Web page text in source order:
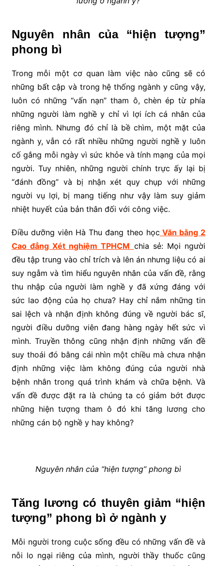
Nguyên nhân của “hiện tượng”
phong bì
Trong mỗi một cơ quan làm việc nào cũng sẽ có
những bất cập và trong hệ thống ngành y cũng vậy,
luôn có những “vấn nạn” tham ô, chèn ép từ phía
những người làm nghề y chỉ vì lợi ích cá nhân của
riêng mình. Nhưng đó chỉ là bề chìm, một mặt của
ngành y, vẫn có rất nhiều những người nghề y luôn
cố gắng mỗi ngày vì sức khỏe và tính mạng của mọi
người. Tuy nhiên, những người chính trực ấy lại bị
“đánh đồng” và bị nhận xét quy chụp với những
người vụ lợi, bị mang tiếng như vậy làm suy giảm
nhiệt huyết của bản thân đối với công việc.
Điều dưỡng viên Hà Thu đang theo học Văn bằng 2
Cao đẳng Xét nghiệm TPHCM chia sẻ: Mọi người
đều tập trung vào chỉ trích và lên án nhưng liệu có ai
suy ngẫm và tìm hiểu nguyên nhân của vấn đề, rằng
thu nhập của người làm nghề y đã xứng đáng với
sức lao động của họ chưa? Hay chỉ nắm những tin
sai lệch và nhận định không đúng về người bác sĩ,
người điều dưỡng viên đang hàng ngày hết sức vì
mình. Truyền thông cũng nhận định những vấn đề
suy thoái đó bằng cái nhìn một chiều mà chưa nhận
định những việc làm không đúng của người nhà
bệnh nhân trong quá trình khám và chữa bệnh. Và
vấn đề được đặt ra là chúng ta có giảm bớt được
những hiện tượng tham ô đó khi tăng lương cho
những cán bộ nghề y hay không?
Nguyên nhân của “hiện tượng” phong bì
Tăng lương có thuyên giảm “hiện
tượng” phong bì ở ngành y
Mỗi người trong cuộc sống đều có những vấn đề và
nỗi lo ngại riêng của mình, người thầy thuốc cũng